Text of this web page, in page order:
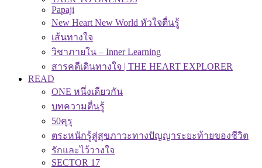
Papaji
New Heart New World หัวใจตื่นรู้
เส้นทางใจ
วิชาภายใน – Inner Learning
สารคดีเดินทางใจ | THE HEART EXPLORER
READ
ONE หนึ่งเดียวกัน
บทความตื่นรู้
50คุรุ
ตระหนักรู้สู่สุขภาวะทางปัญญาระยะท้ายของชีวิต
รักและไว้วางใจ
SECTOR 17